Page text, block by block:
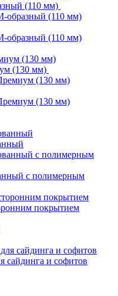
(110 мм)
образный (110 мм)
образный (110 мм)
(130 мм)
(130 мм)
(130 мм)
с полимерным
покрытием
сайдинга и софитов